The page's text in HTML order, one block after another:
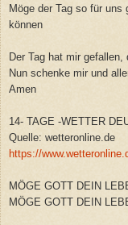
Möge der Tag so für
können
Der Tag hat mir
Nun schenke mir und
Amen
14- TAGE -WETTER
Quelle: wetteronline.de
https://
MÖGE GOTT DEIN
MÖGE GOTT DEIN